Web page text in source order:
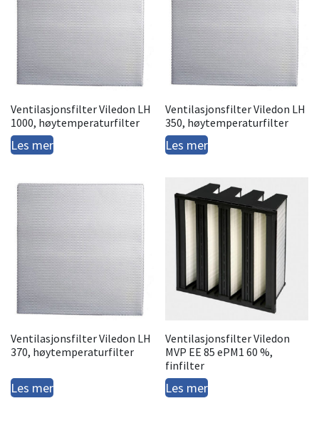
Ventilasjonsfilter Viledon LH
1000, høytemperaturfilter
Les mer
Ventilasjonsfilter Viledon LH
350, høytemperaturfilter
Les mer
Ventilasjonsfilter Viledon LH
370, høytemperaturfilter
Les mer
Ventilasjonsfilter Viledon
MVP EE 85 ePM1 60 %,
finfilter
Les mer